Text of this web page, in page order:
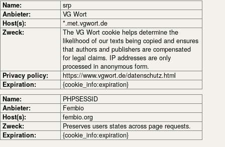
Name:
srp
Anbieter:
VG Wort
Host(s):
*.met.vgwort.de
Zweck:
The VG Wort cookie helps determine the
likelihood of our texts being copied and ensures
that authors and publishers are compensated
for legal claims. IP addresses are only
processed in anonymous form.
Privacy policy:
https://www.vgwort.de/datenschutz.html
Expiration:
{cookie_info:expiration}
Name:
PHPSESSID
Anbieter:
Fembio
Host(s):
fembio.org
Zweck:
Preserves users states across page requests.
Expiration:
{cookie_info:expiration}